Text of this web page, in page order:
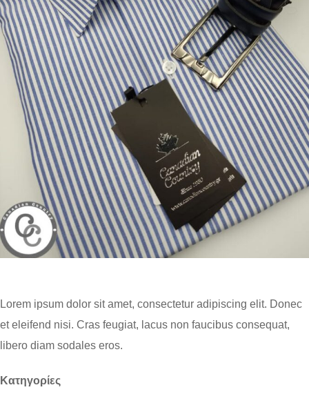
Lorem ipsum dolor sit amet, consectetur adipiscing elit. Donec
et eleifend nisi. Cras feugiat, lacus non faucibus consequat,
libero diam sodales eros.
Kατηγορίες